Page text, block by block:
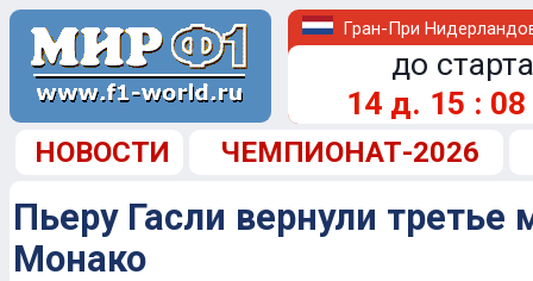
Гран-При
до
14 д. 15 : 08
НОВОСТИ ЧЕМПИОНАТ-2026
Пьеру Гасли вернули третье
Монако